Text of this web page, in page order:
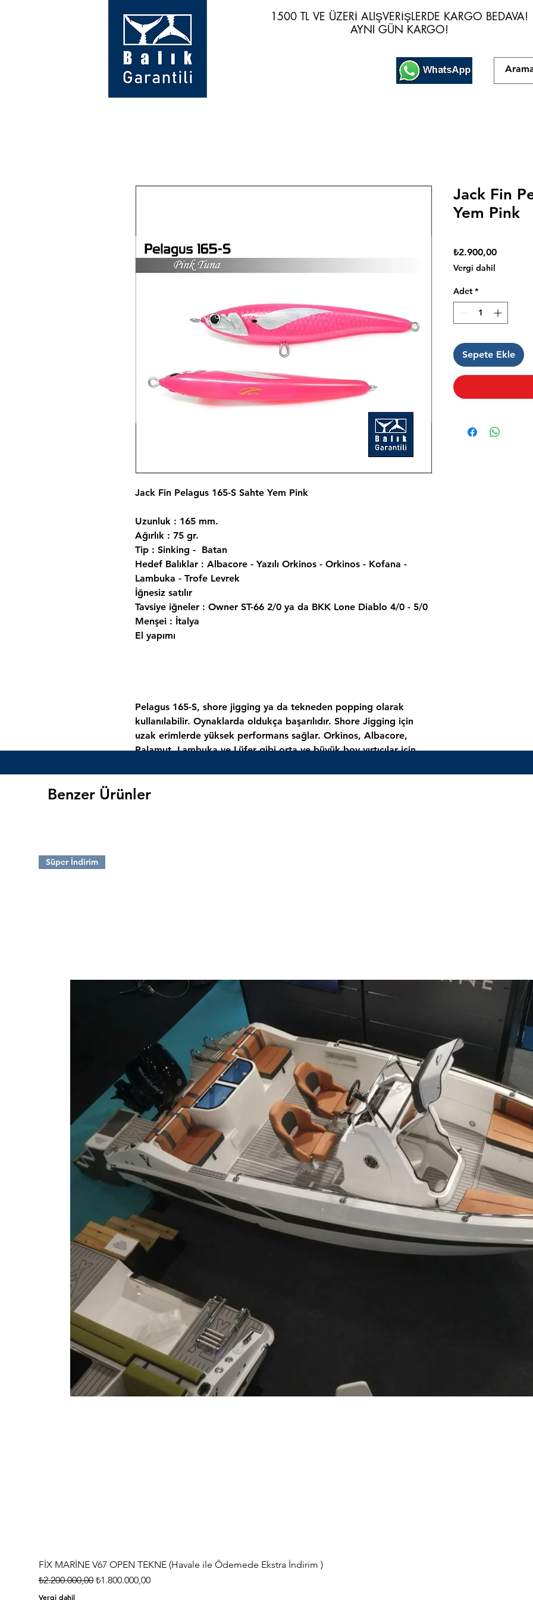
1500 TL VE ÜZERİ ALIŞVERİŞLERDE KARGO BEDAVA!
AYNI GÜN KARGO!
1500 TL VE ÜZERİ ALIŞVERİŞLERDE KARGO BEDAVA!
AYNI GÜN KARGO!
Jack Fin Pelagus 165-S Sahte Yem Pink
Uzunluk : 165 mm.
Ağırlık : 75 gr.
Tip : Sinking - Batan
Hedef Balıklar : Albacore - Yazılı Orkinos - Orkinos - Kofana -
Lambuka - Trofe Levrek
İğnesiz satılır
Tavsiye iğneler : Owner ST-66 2/0 ya da BKK Lone Diablo 4/0 - 5/0
Menşei : İtalya
El yapımı
Pelagus 165-S, shore jigging ya da tekneden popping olarak
kullanılabilir. Oynaklarda oldukça başarılıdır. Shore Jigging için
uzak erimlerde yüksek performans sağlar. Orkinos, Albacore,
Palamut, Lambuka ve Lüfer gibi orta ve büyük boy yırtıcılar için
Hem uzun hem de kısa jerklerle çok iyi bir aksiyon verir. Batarken
sallanarak (wobbling) inerek balıkların dikkatini çeker. 1,8 mm
Jack Fin
Yem Pink
₺2.900,00Fiyat
Vergi dahil
Adet *
Sepete Ekle
Benzer Ürünler
Süper İndirim
FİX MARİNE V67 OPEN TEKNE (Havale ile Ödemede Ekstra İndirim )
Normal Fiyat
₺2.200.000,00 İndirimli Fiyat
₺1.800.000,00
Vergi dahil